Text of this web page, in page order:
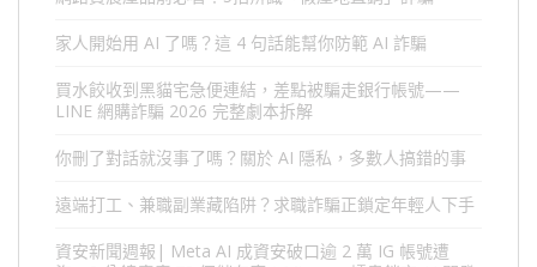
家人開始用 AI 了嗎？這 4 句話能幫你防範 AI 詐騙
買水餃收到黑貓宅急便連結，差點被騙走銀行帳號——
LINE 網購詐騙 2026 完整劇本拆解
你刪了對話就沒事了嗎？關於 AI 隱私，多數人搞錯的事
遠端打工、兼職副業藏陷阱？求職詐騙正鎖定年輕人下手
資安新聞週報| Meta AI 成資安破口逾 2 萬 IG 帳號遭